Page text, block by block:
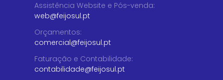
Assistência Website e Pós-venda:
web@feijosul.pt
Orçamentos:
comercial@feijosul.pt
Faturação e Contabilidade:
contabilidade@feijosul.pt